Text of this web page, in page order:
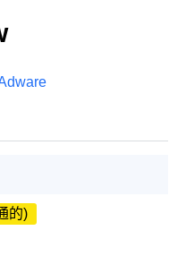
的)